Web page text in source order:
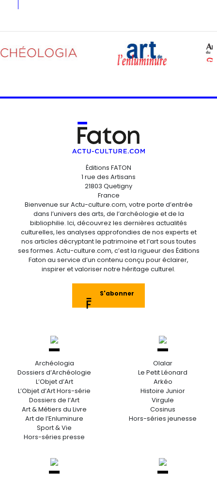
Éditions FATON
1 rue des Artisans
21803 Quetigny
France
Bienvenue sur Actu-culture.com, votre porte d’entrée
dans l’univers des arts, de l’archéologie et de la
bibliophilie. Ici, découvrez les dernières actualités
culturelles, les analyses approfondies de nos experts et
nos articles décryptant le patrimoine et l’art sous toutes
ses formes. Actu-culture.com, c’est la rigueur des Éditions
Faton au service d’un contenu conçu pour éclairer,
inspirer et valoriser notre héritage culturel.
S'abonner
Archéologia
Dossiers d’Archéologie
L’Objet d’Art
L’Objet d’Art Hors-série
Dossiers de l’Art
Art & Métiers du Livre
Art de l’Enluminure
Sport & Vie
Hors-séries presse
Olalar
Le Petit Léonard
Arkéo
Histoire Junior
Virgule
Cosinus
Hors-séries jeunesse